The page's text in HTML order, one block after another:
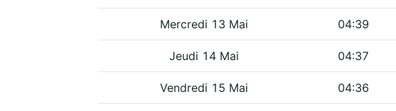
Mercredi 13 Mai 04:39
Jeudi 14 Mai 04:37
Vendredi 15 Mai 04:36